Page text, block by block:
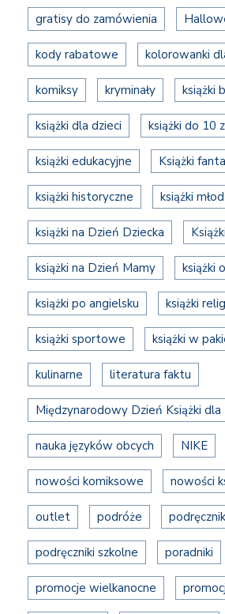
gratisy do zamówienia
kody rabatowe kolorowanki
komiksy kryminały książki
książki dla dzieci książki do 10
książki edukacyjne Książki
książki historyczne książki
książki na Dzień Dziecka
książki na Dzień Mamy książki
książki po angielsku książki
książki sportowe książki w
kulinarne literatura faktu
Międzynarodowy Dzień Książki dla
nauka języków obcych NIKE
nowości komiksowe nowości
outlet podróże
podręczniki szkolne poradniki
promocje wielkanocne